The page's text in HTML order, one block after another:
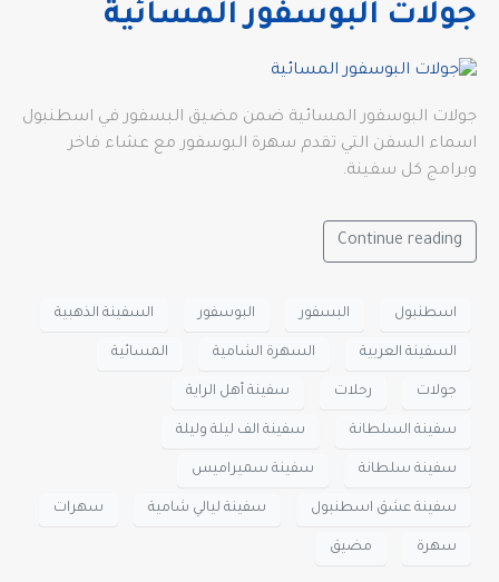
جولات البوسفور المسائية
جولات البوسفور المسائية ضمن مضيق البسفور في اسطنبول
اسماء السفن التي تقدم سهرة البوسفور مع عشاء فاخر
وبرامج كل سفينة.
Continue reading
اسطنبول البسفور البوسفور السفينة الذهبية
السفينة العربية السهرة الشامية المسائية
جولات رحلات سفينة أهل الراية
سفينة السلطانة سفينة الف ليلة وليلة
سفينة سلطانة سفينة سميراميس
سفينة عشق اسطنبول سفينة ليالي شامية سهرات
سهرة مضيق